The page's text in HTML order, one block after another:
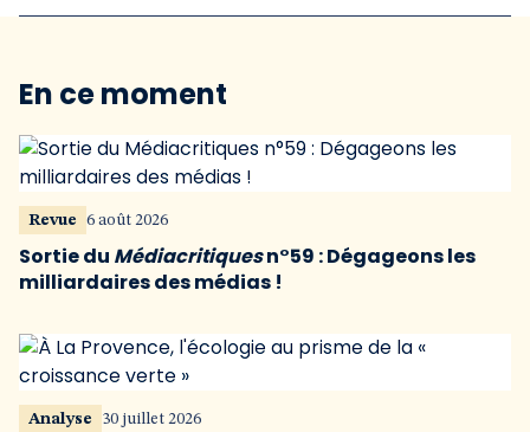
En ce moment
Revue 6 août 2026
Sortie du Médiacritiquesn°59 : Dégageons les
milliardaires des médias !
Analyse 30 juillet 2026